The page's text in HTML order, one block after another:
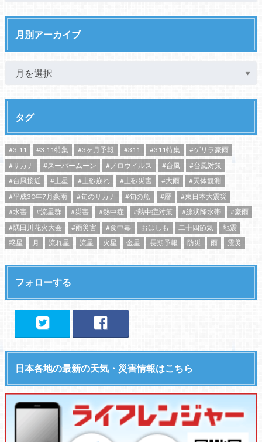
月別アーカイブ
タグ
#3.11 #3.11特集 #3ヶ月予報 #311 #311特集
#ゲリラ豪雨
#サカナ
#スーパームーン #ノロウイルス #台風
#台風対策
#台風接近
#土星 #土砂崩れ #土砂災害 #大雨
#天体観測
#平成30年7月豪雨
#旬のサカナ #旬の魚 #暦
#東日本大震災
#水害
#流星群 #災害 #熱中症 #熱中症対策 #線状降水帯
#豪雨
#隅田川花火大会
#雨災害 #食中毒 おはしも 二十四節気
地震
惑星
月 流れ星 流星 火星 金星 長期予報 防災 雨 震災
フォローする
日本各地の最新の天気・災害情報はこちら